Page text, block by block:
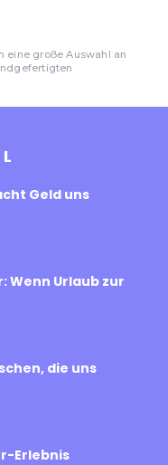
eine große Auswahl an
Geld uns
Wenn Urlaub zur
die uns
Erlebnis